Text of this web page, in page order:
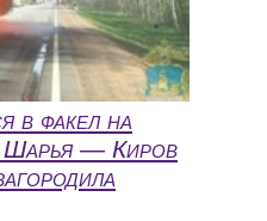
в факел на
Шарья — Киров